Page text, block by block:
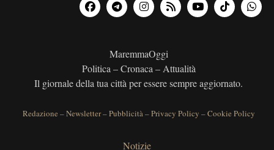
MaremmaOggi
Politica – Cronaca – Attualità
Il giornale della tua città per essere sempre aggiornato.
Redazione –Newsletter–Pubblicità–Privacy Policy –Cookie Policy
Notizie